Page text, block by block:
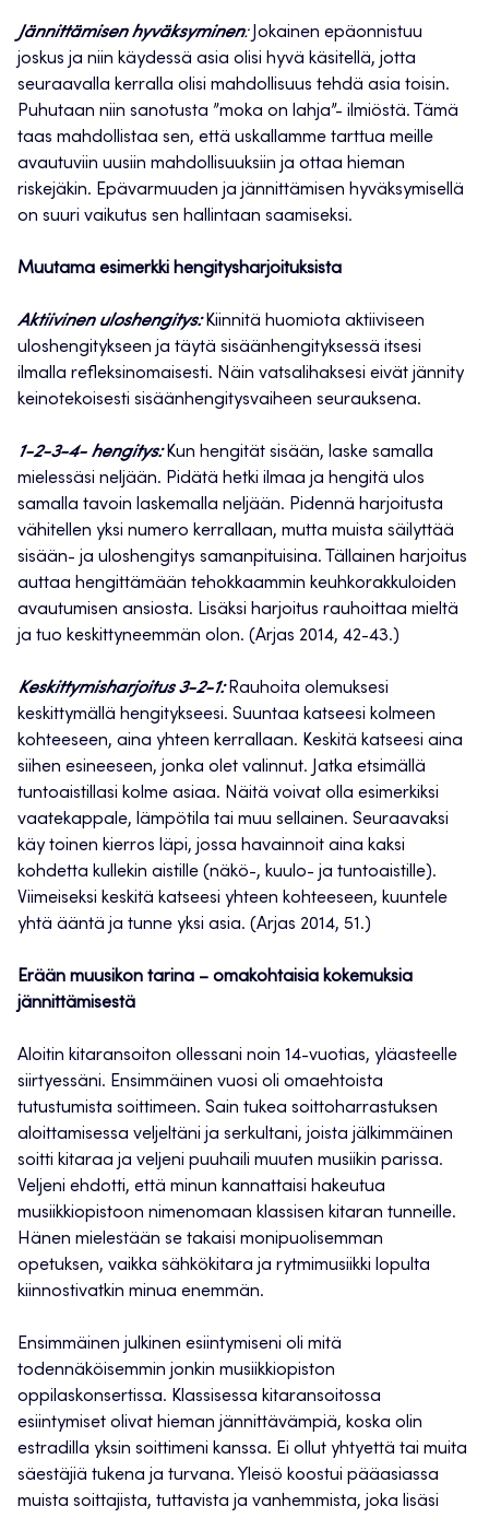
Jännittämisen hyväksyminen: Jokainen epäonnistuu
joskus ja niin käydessä asia olisi hyvä käsitellä, jotta
seuraavalla kerralla olisi mahdollisuus tehdä asia toisin.
Puhutaan niin sanotusta ”moka on lahja”- ilmiöstä. Tämä
taas mahdollistaa sen, että uskallamme tarttua meille
avautuviin uusiin mahdollisuuksiin ja ottaa hieman
riskejäkin. Epävarmuuden ja jännittämisen hyväksymisellä
on suuri vaikutus sen hallintaan saamiseksi.
Muutama esimerkki hengitysharjoituksista
Aktiivinen uloshengitys:Kiinnitä huomiota aktiiviseen
uloshengitykseen ja täytä sisäänhengityksessä itsesi
ilmalla refleksinomaisesti. Näin vatsalihaksesi eivät jännity
keinotekoisesti sisäänhengitysvaiheen seurauksena.
1-2-3-4- hengitys:Kun hengität sisään, laske samalla
mielessäsi neljään. Pidätä hetki ilmaa ja hengitä ulos
samalla tavoin laskemalla neljään. Pidennä harjoitusta
vähitellen yksi numero kerrallaan, mutta muista säilyttää
sisään- ja uloshengitys samanpituisina. Tällainen harjoitus
auttaa hengittämään tehokkaammin keuhkorakkuloiden
avautumisen ansiosta. Lisäksi harjoitus rauhoittaa mieltä
ja tuo keskittyneemmän olon. (Arjas 2014, 42-43.)
Keskittymisharjoitus 3-2-1:Rauhoita olemuksesi
keskittymällä hengitykseesi. Suuntaa katseesi kolmeen
kohteeseen, aina yhteen kerrallaan. Keskitä katseesi aina
siihen esineeseen, jonka olet valinnut. Jatka etsimällä
tuntoaistillasi kolme asiaa. Näitä voivat olla esimerkiksi
vaatekappale, lämpötila tai muu sellainen. Seuraavaksi
käy toinen kierros läpi, jossa havainnoit aina kaksi
kohdetta kullekin aistille (näkö-, kuulo- ja tuntoaistille).
Viimeiseksi keskitä katseesi yhteen kohteeseen, kuuntele
yhtä ääntä ja tunne yksi asia. (Arjas 2014, 51.)
Erään muusikon tarina – omakohtaisia kokemuksia
jännittämisestä
Aloitin kitaransoiton ollessani noin 14-vuotias, yläasteelle
siirtyessäni. Ensimmäinen vuosi oli omaehtoista
tutustumista soittimeen. Sain tukea soittoharrastuksen
aloittamisessa veljeltäni ja serkultani, joista jälkimmäinen
soitti kitaraa ja veljeni puuhaili muuten musiikin parissa.
Veljeni ehdotti, että minun kannattaisi hakeutua
musiikkiopistoon nimenomaan klassisen kitaran tunneille.
Hänen mielestään se takaisi monipuolisemman
opetuksen, vaikka sähkökitara ja rytmimusiikki lopulta
kiinnostivatkin minua enemmän.
Ensimmäinen julkinen esiintymiseni oli mitä
todennäköisemmin jonkin musiikkiopiston
oppilaskonsertissa. Klassisessa kitaransoitossa
esiintymiset olivat hieman jännittävämpiä, koska olin
estradilla yksin soittimeni kanssa. Ei ollut yhtyettä tai muita
säestäjiä tukena ja turvana. Yleisö koostui pääasiassa
muista soittajista, tuttavista ja vanhemmista, joka lisäsi